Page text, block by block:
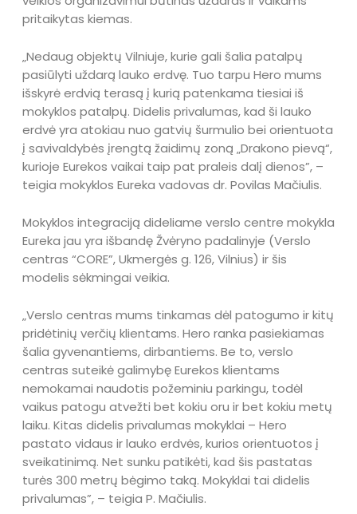
pritaikytas kiemas.
„Nedaug objektų Vilniuje, kurie gali šalia patalpų
pasiūlyti uždarą lauko erdvę. Tuo tarpu Hero mums
išskyrė erdvią terasą į kurią patenkama tiesiai iš
mokyklos patalpų. Didelis privalumas, kad ši lauko
erdvė yra atokiau nuo gatvių šurmulio bei orientuota
į savivaldybės įrengtą žaidimų zoną „Drakono pievą“,
kurioje Eurekos vaikai taip pat praleis dalį dienos”, –
teigia mokyklos Eureka vadovas dr. Povilas Mačiulis.
Mokyklos integraciją dideliame verslo centre mokykla
Eureka jau yra išbandę Žvėryno padalinyje (Verslo
centras “CORE”, Ukmergės g. 126, Vilnius) ir šis
modelis sėkmingai veikia.
„Verslo centras mums tinkamas dėl patogumo ir kitų
pridėtinių verčių klientams. Hero ranka pasiekiamas
šalia gyvenantiems, dirbantiems. Be to, verslo
centras suteikė galimybę Eurekos klientams
nemokamai naudotis požeminiu parkingu, todėl
vaikus patogu atvežti bet kokiu oru ir bet kokiu metų
laiku. Kitas didelis privalumas mokyklai – Hero
pastato vidaus ir lauko erdvės, kurios orientuotos į
sveikatinimą. Net sunku patikėti, kad šis pastatas
turės 300 metrų bėgimo taką. Mokyklai tai didelis
privalumas”, – teigia P. Mačiulis.